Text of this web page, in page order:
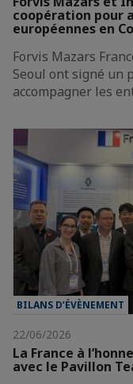
coopération pour
européennes en
Forvis Mazars
Seoul ont signé un
accompagner les
BILANS D’ÉVÈNEMENT
22/06/2026
La France à
avec le Pavillon